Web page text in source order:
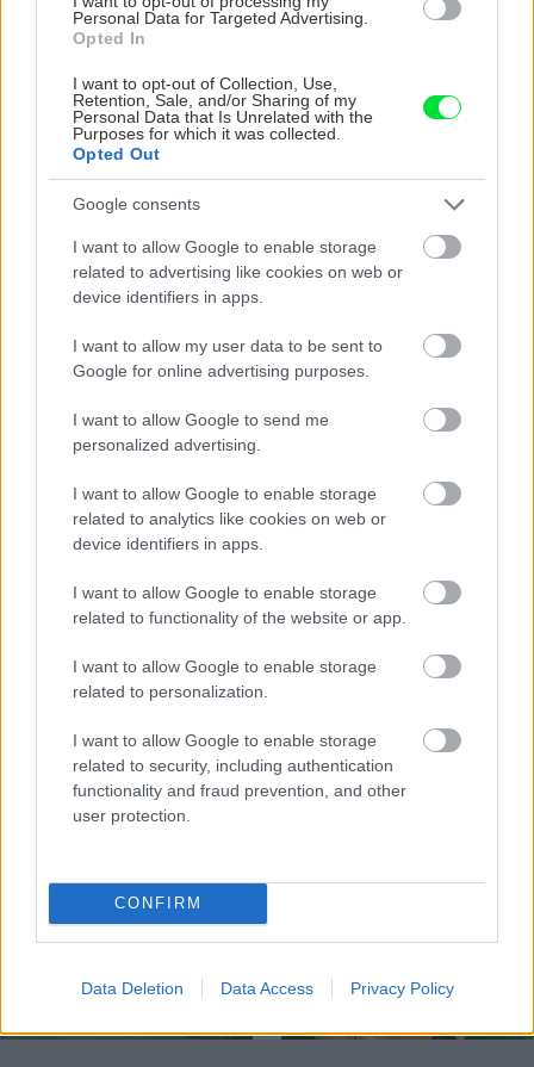
Personal Data for Targeted Advertising.
Opted In
I want to opt-out of Collection, Use,
Retention, Sale, and/or Sharing of my
Personal Data that Is Unrelated with the
Purposes for which it was collected.
Opted Out
Google consents
I want to allow Google to enable storage
related to advertising like cookies on web or
device identifiers in apps.
I want to allow my user data to be sent to
Google for online advertising purposes.
I want to allow Google to send me
personalized advertising.
I want to allow Google to enable storage
related to analytics like cookies on web or
device identifiers in apps.
I want to allow Google to enable storage
related to functionality of the website or app.
I want to allow Google to enable storage
related to personalization.
I want to allow Google to enable storage
related to security, including authentication
functionality and fraud prevention, and other
user protection.
CONFIRM
Data Deletion Data Access Privacy Policy
Na Morave prerobila
starú chalupu na
nepoznanie: Keď
že nie ste v Toskánsku
S motorovou pílou sa
dokáže aj podpísať.
montovaný domček v
duchu tradícií
Temné stránky chalúp:
10 najčastejších
skrytých chýb, ktoré
vás môžu nepríjemne
prekvapiť
Žena, búracie kladivo a
vôňa dreva: Takáto
premena zrubu z roku
deň!
DOM